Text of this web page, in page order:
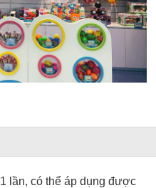
lần, có thể áp dụng được